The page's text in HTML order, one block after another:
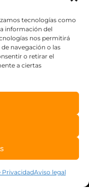
tecnologías como
información del
nos permitirá
navegación o las
o retirar el
a ciertas
PrivacidadAviso legal